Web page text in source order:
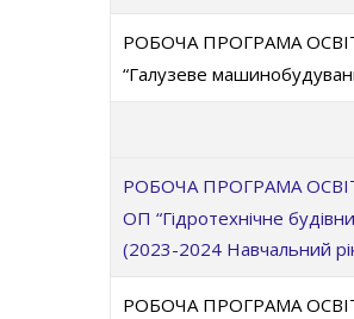
РОБОЧА ПРОГРАМА
“Галузеве
РОБОЧА ПРОГРАМА
ОП “Гідротехнічне
(2023-2024 Навчальний
РОБОЧА ПРОГРАМА